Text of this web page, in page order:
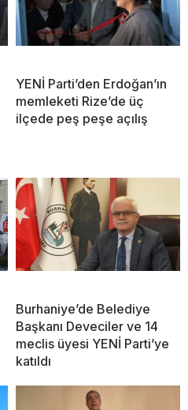
YENİ Parti’den Erdoğan’ın
memleketi Rize’de üç
ilçede peş peşe açılış
Burhaniye’de Belediye
Başkanı Deveciler ve 14
meclis üyesi YENİ Parti’ye
katıldı